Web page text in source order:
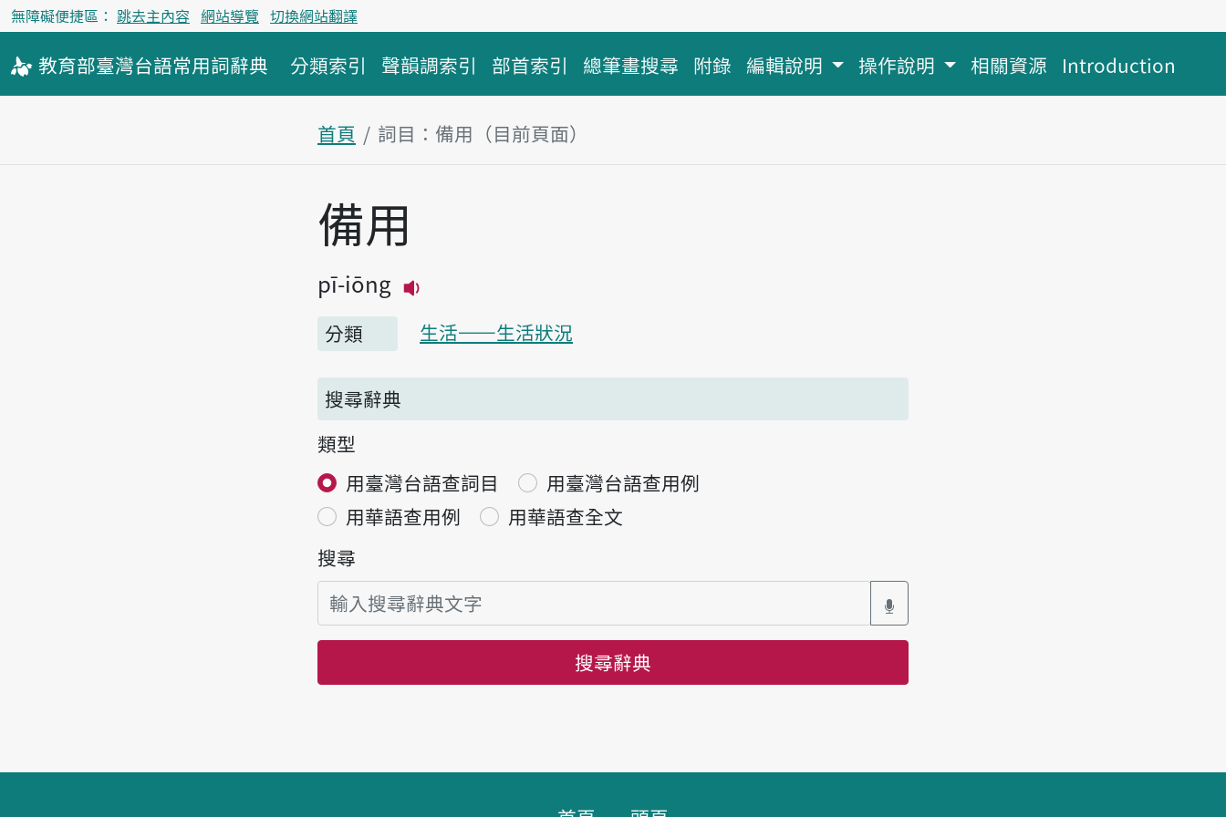
無障礙便捷區： 跳去主內容 網站導覽 切換網站翻譯
教育部臺灣台語常用詞辭典 分類索引 聲韻調索引 部首索引 總筆畫搜尋 附錄 編輯說明 操作說明 相關資源 Introduction
首頁 詞目：備用（目前頁面）
主內容區塊
備用
pī-iōng
分類
生活——生活狀況
搜尋辭典
類型
用臺灣台語查詞目
用臺灣台語查用例
用華語查用例
用華語查全文
搜尋
搜尋辭典